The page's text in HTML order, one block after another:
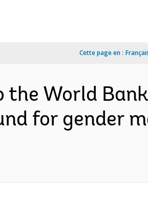
Cette page en :
World
for gender